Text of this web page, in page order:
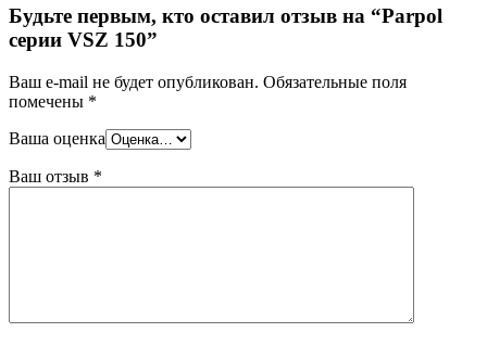
Будьте первым, кто оставил отзыв на “Parpol
серии VSZ 150”
Ваш e-mail не будет опубликован. Обязательные поля
помечены *
Ваша оценка
Ваш отзыв *